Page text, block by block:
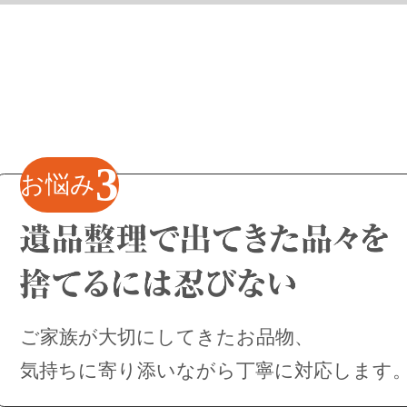
お悩み3
ご家族が大切にしてきたお品物、
気持ちに寄り添いながら丁寧に対応します